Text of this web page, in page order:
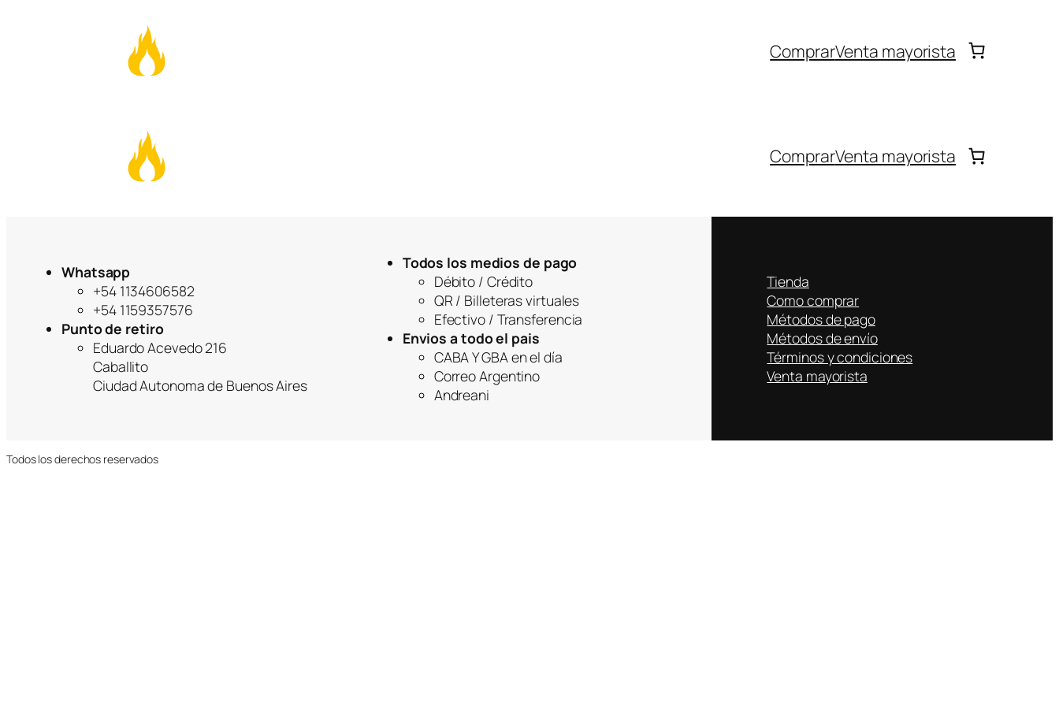
ComprarVenta mayorista
ComprarVenta mayorista
Whatsapp
+54 1134606582
+54 1159357576
Punto de retiro
Eduardo Acevedo 216
Caballito
Ciudad Autonoma de Buenos Aires
Todos los medios de pago
Débito / Crédito
QR / Billeteras virtuales
Efectivo / Transferencia
Envios a todo el pais
CABA Y GBA en el día
Correo Argentino
Andreani
Tienda
Como comprar
Métodos de pago
Métodos de envío
Términos y condiciones
Venta mayorista
Todos los derechos reservados